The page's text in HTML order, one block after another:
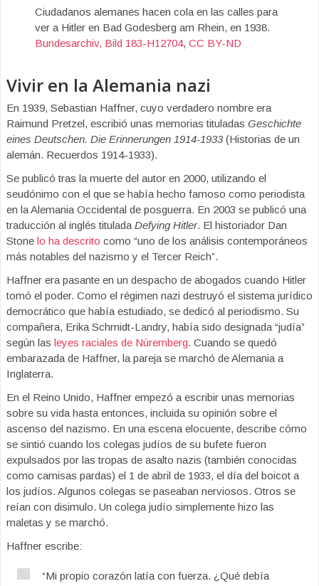
Ciudadanos alemanes hacen cola en las calles para
ver a Hitler en Bad Godesberg am Rhein, en 1938.
Bundesarchiv, Bild 183-H12704, CC BY-ND
Vivir en la Alemania nazi
En 1939, Sebastian Haffner, cuyo verdadero nombre era
Raimund Pretzel, escribió unas memorias tituladas Geschichte
eines Deutschen. Die Erinnerungen 1914-1933(Historias de un
alemán. Recuerdos 1914-1933).
Se publicó tras la muerte del autor en 2000, utilizando el
seudónimo con el que se había hecho famoso como periodista
en la Alemania Occidental de posguerra. En 2003 se publicó una
traducción al inglés tituladaDefying Hitler. El historiador Dan
Stone lo ha descrito como “uno de los análisis contemporáneos
más notables del nazismo y el Tercer Reich”.
Haffner era pasante en un despacho de abogados cuando Hitler
tomó el poder. Como el régimen nazi destruyó el sistema jurídico
democrático que había estudiado, se dedicó al periodismo. Su
compañera, Erika Schmidt-Landry, había sido designada “judía”
según las leyes raciales de Núremberg. Cuando se quedó
embarazada de Haffner, la pareja se marchó de Alemania a
Inglaterra.
En el Reino Unido, Haffner empezó a escribir unas memorias
sobre su vida hasta entonces, incluida su opinión sobre el
ascenso del nazismo. En una escena elocuente, describe cómo
se sintió cuando los colegas judíos de su bufete fueron
expulsados por las tropas de asalto nazis (también conocidas
como camisas pardas) el 1 de abril de 1933, el día del boicot a
los judíos. Algunos colegas se paseaban nerviosos. Otros se
reían con disimulo. Un colega judío simplemente hizo las
maletas y se marchó.
Haffner escribe:
“Mi propio corazón latía con fuerza. ¿Qué debía